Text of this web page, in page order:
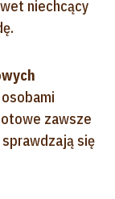
niechcący
zawsze
się